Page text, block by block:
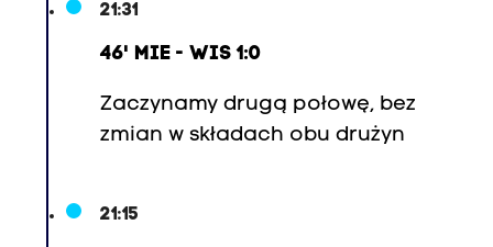
21:31
46' MIE - WIS 1:0
Zaczynamy drugą połowę, bez
zmian w składach obu drużyn
21:15